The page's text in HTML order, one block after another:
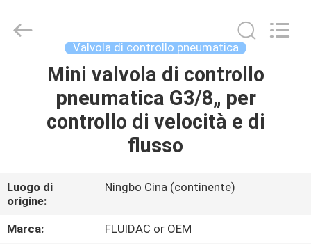
CASA
PRODOTTI
CIRCA
NOI
FENGHUA
FLUID
Valvola di controllo pneumatica
Mini valvola di controllo
pneumatica G3/8„ per
controllo di velocità e di
flusso
Luogo di
origine:
Ningbo Cina (continente)
Marca:
FLUIDAC or OEM